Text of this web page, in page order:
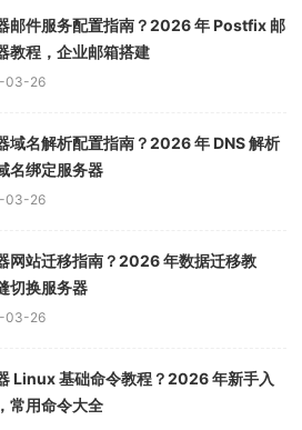
邮件服务配置指南？2026 年 Postfix 邮
教程，企业邮箱搭建
03-26
域名解析配置指南？2026 年 DNS 解析
名绑定服务器
03-26
网站迁移指南？2026 年数据迁移教
切换服务器
03-26
Linux 基础命令教程？2026 年新手入
常用命令大全